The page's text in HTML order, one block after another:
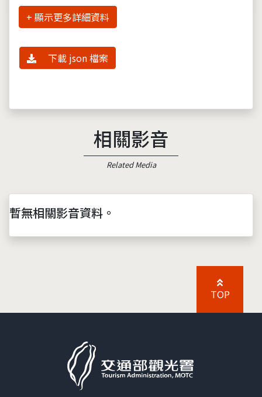
詳細資料
下載 json 檔案
相關影音
Related Media
暫無相關影音資料。
TOP